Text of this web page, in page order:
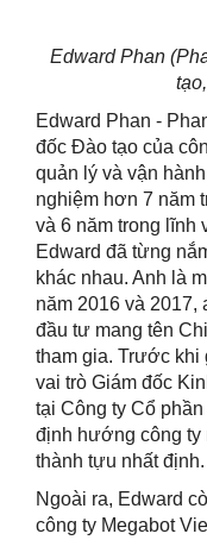
Edward Phan
Edward Phan -
đốc Đào tạo của
quản lý và vận
nghiệm hơn 7 năm
và 6 năm trong lĩnh
Edward đã từng
khác nhau. Anh là
năm 2016 và 2017,
đầu tư mang tên
tham gia. Trước khi
vai trò Giám đốc
tại Công ty Cổ
định hướng công ty
thành tựu nhất định.
Ngoài ra, Edward
công ty Megabot